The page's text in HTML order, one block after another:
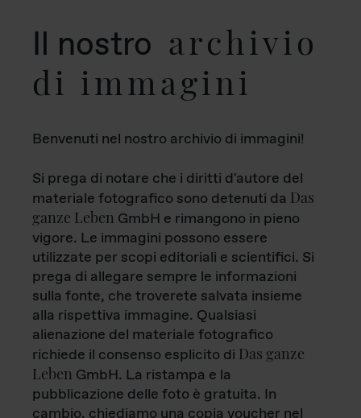
Il nostro archivio
di immagini
Benvenuti nel nostro archivio di immagini!
Si prega di notare che i diritti d'autore del
materiale fotografico sono detenuti da Das
ganze Leben GmbH e rimangono in pieno
vigore. Le immagini possono essere
utilizzate per scopi editoriali e scientifici. Si
prega di allegare sempre le informazioni
sulla fonte, che troverete salvata insieme
alla rispettiva immagine. Qualsiasi
alienazione del materiale fotografico
richiede il consenso esplicito di Das ganze
Leben GmbH. La ristampa e la
pubblicazione delle foto è gratuita. In
cambio, chiediamo una copia voucher nel